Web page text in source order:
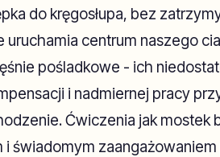
do kręgosłupa, bez
centrum naszego
pośladkowe - ich
i nadmiernej pracy
Ćwiczenia jak mostek
i świadomym